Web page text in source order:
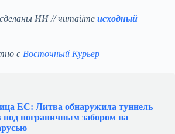
сделаны ИИ // читайте исходный
с Восточный Курьер
ЕС: Литва обнаружила туннель
под пограничным забором на